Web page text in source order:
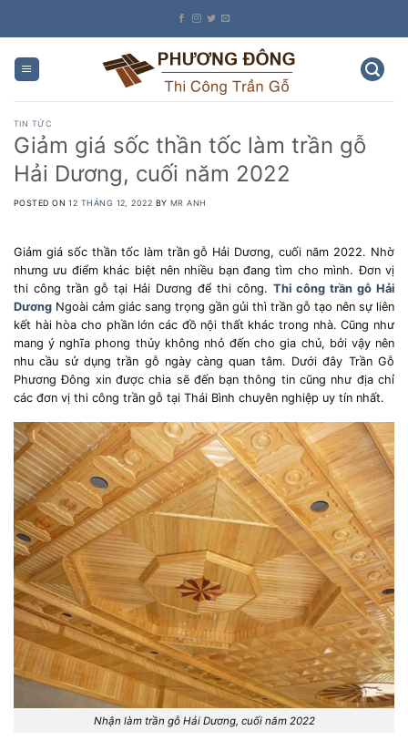
TIN TỨC
Giảm giá sốc thần tốc làm trần gỗ
Hải Dương, cuối năm 2022
POSTED ON12 THÁNG 12, 2022 BY MR ANH
Giảm giá sốc thần tốc làm trần gỗ Hải Dương, cuối năm 2022. Nhờ
nhưng ưu điểm khác biệt nên nhiều bạn đang tìm cho mình. Đơn vị
thi công trần gỗ tại Hải Dương để thi công. Thi công trần gỗ Hải
Dương Ngoài cảm giác sang trọng gần gủi thì trần gỗ tạo nên sự liên
kết hài hòa cho phần lớn các đồ nội thất khác trong nhà. Cũng như
mang ý nghĩa phong thủy không nhỏ đến cho gia chủ, bởi vậy nên
nhu cầu sử dụng trần gỗ ngày càng quan tâm. Dưới đây Trần Gỗ
Phương Đông xin được chia sẽ đến bạn thông tin cũng như địa chỉ
các đơn vị thi công trần gỗ tại Thái Bình chuyên nghiệp uy tín nhất.
Nhận làm trần gỗ Hải Dương, cuối năm 2022